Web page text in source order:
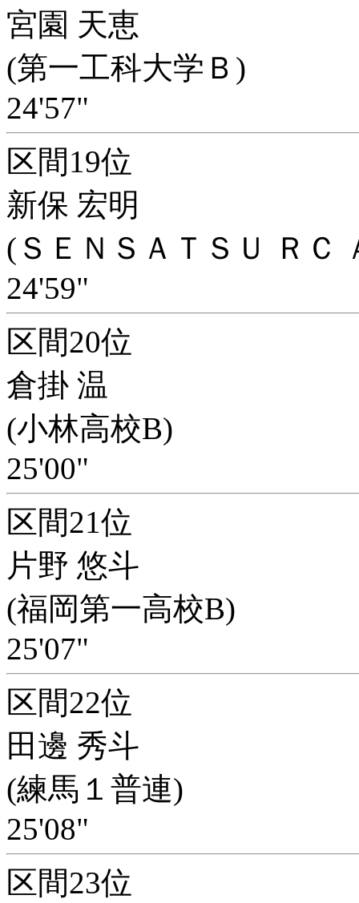
宮園 天恵
(第一工科大学Ｂ)
24'57"
区間19位
新保 宏明
(ＳＥＮＳＡＴＳＵ ＲＣ
24'59"
区間20位
倉掛 温
(小林高校B)
25'00"
区間21位
片野 悠斗
(福岡第一高校B)
25'07"
区間22位
田邊 秀斗
(練馬１普連)
25'08"
区間23位